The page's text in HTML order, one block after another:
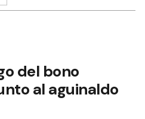
del bono
al aguinaldo